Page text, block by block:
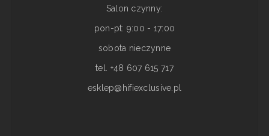
Salon czynny:
pon-pt: 9:00 - 17:00
sobota nieczynne
tel. +48 607 615 717
esklep@hifiexclusive.pl